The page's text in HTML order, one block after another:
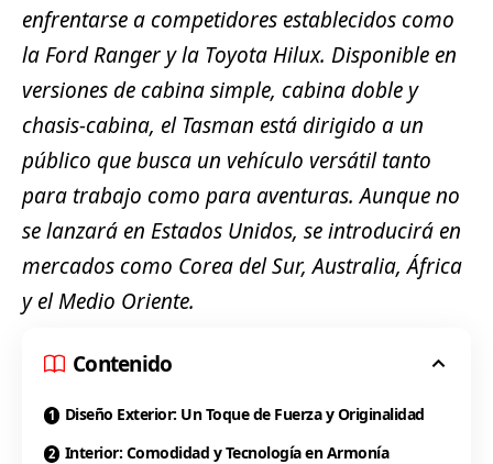
enfrentarse a competidores establecidos como
la Ford Ranger y la Toyota Hilux. Disponible en
versiones de cabina simple, cabina doble y
chasis-cabina, el Tasman está dirigido a un
público que busca un vehículo versátil tanto
para trabajo como para aventuras. Aunque no
se lanzará en Estados Unidos, se introducirá en
mercados como Corea del Sur, Australia, África
y el Medio Oriente.
Contenido
Diseño Exterior: Un Toque de Fuerza y Originalidad
Interior: Comodidad y Tecnología en Armonía